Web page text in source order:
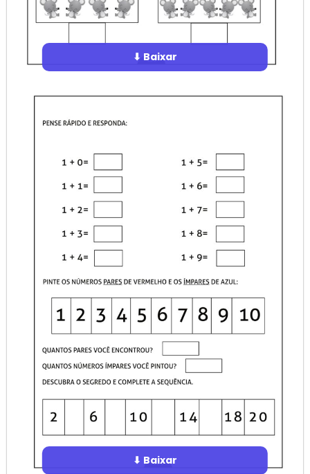
⬇ Baixar
⬇ Baixar